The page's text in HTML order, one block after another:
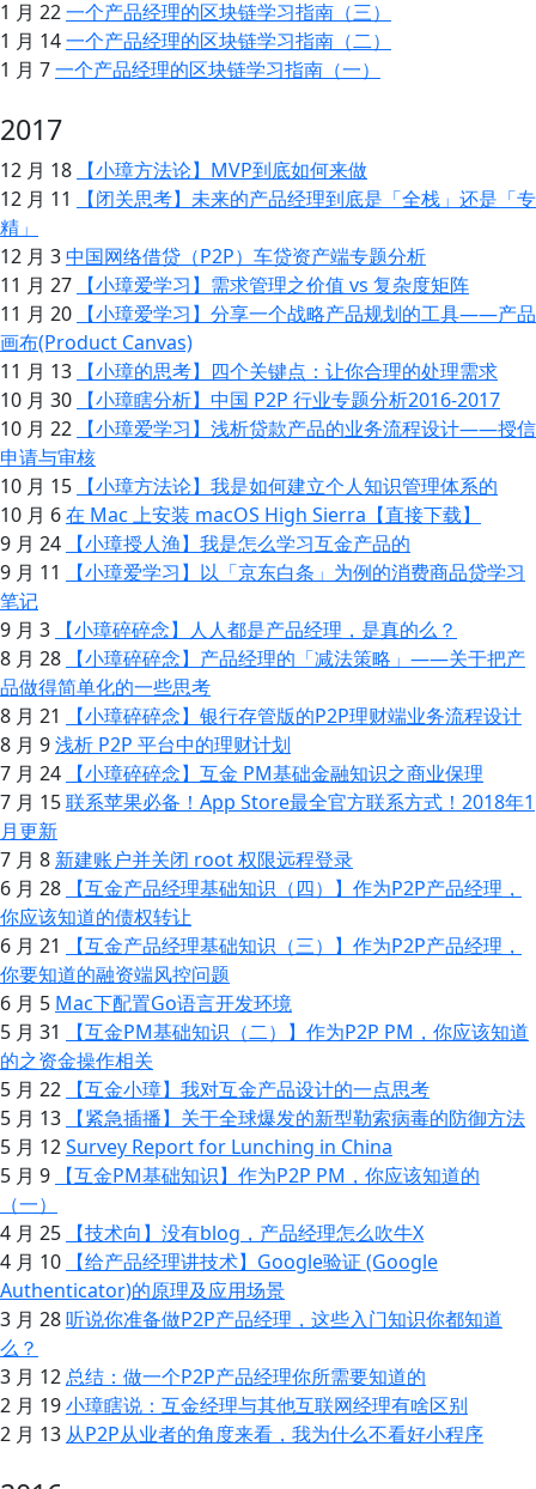
1 月 22一个产品经理的区块链学习指南（三）
1 月 14一个产品经理的区块链学习指南（二）
1 月 7一个产品经理的区块链学习指南（一）
2017
12 月 18
【小璋方法论】MVP到底如何来做
12 月 11
【闭关思考】未来的产品经理到底是「全栈」还是「专
精」
12 月 3中国网络借贷（P2P）车贷资产端专题分析
11 月 27
【小璋爱学习】需求管理之价值 vs 复杂度矩阵
11 月 20
【小璋爱学习】分享一个战略产品规划的工具——产品
画布(Product Canvas)
11 月 13
【小璋的思考】四个关键点：让你合理的处理需求
10 月 30
【小璋瞎分析】中国 P2P 行业专题分析2016-2017
10 月 22
【小璋爱学习】浅析贷款产品的业务流程设计——授信
申请与审核
10 月 15
【小璋方法论】我是如何建立个人知识管理体系的
10 月 6在 Mac 上安装 macOS High Sierra【直接下载】
9 月 24
【小璋授人渔】我是怎么学习互金产品的
9 月 11
【小璋爱学习】以「京东白条」为例的消费商品贷学习
笔记
9 月 3
【小璋碎碎念】人人都是产品经理，是真的么？
8 月 28
【小璋碎碎念】产品经理的「减法策略」——关于把产
品做得简单化的一些思考
8 月 21
【小璋碎碎念】银行存管版的P2P理财端业务流程设计
8 月 9浅析 P2P 平台中的理财计划
7 月 24
【小璋碎碎念】互金 PM基础金融知识之商业保理
7 月 15联系苹果必备！App Store最全官方联系方式！2018年1
月更新
7 月 8 新建账户并关闭 root 权限远程登录
6 月 28
【互金产品经理基础知识（四）】作为P2P产品经理，
你应该知道的债权转让
6 月 21
【互金产品经理基础知识（三）】作为P2P产品经理，
你要知道的融资端风控问题
6 月 5 Mac下配置Go语言开发环境
5 月 31
【互金PM基础知识（二）】作为P2P PM，你应该知道
的之资金操作相关
5 月 22
【互金小璋】我对互金产品设计的一点思考
5 月 13
【紧急插播】关于全球爆发的新型勒索病毒的防御方法
5 月 12Survey Report for Lunching in China
5 月 9
【互金PM基础知识】作为P2P PM，你应该知道的
（一）
4 月 25
【技术向】没有blog，产品经理怎么吹牛X
4 月 10
【给产品经理讲技术】Google验证 (Google
Authenticator)的原理及应用场景
3 月 28听说你准备做P2P产品经理，这些入门知识你都知道
么？
3 月 12总结：做一个P2P产品经理你所需要知道的
2 月 19小璋瞎说：互金经理与其他互联网经理有啥区别
2 月 13 从P2P从业者的角度来看，我为什么不看好小程序